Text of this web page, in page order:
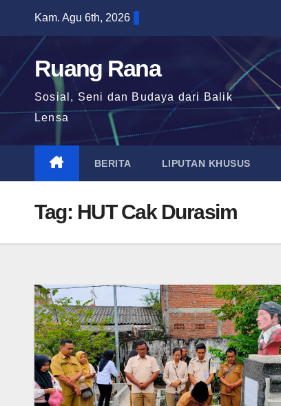
content
Kam. Agu 6th, 2026
Ruang Rana
Sosial, Seni dan Budaya dari Balik
Lensa
BERITA LIPUTAN KHUSUS
Tag: HUT Cak Durasim